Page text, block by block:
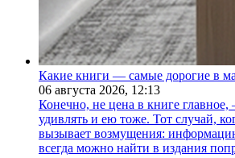
Какие книги — самые дорогие в
06 августа 2026, 12:13
Конечно, не цена в книге
удивлять и ею тоже. Тот случай,
вызывает возмущения:
всегда можно найти в издания